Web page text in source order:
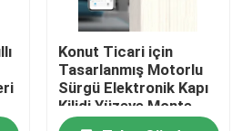
Konut Ticari için
Tasarlanmış Motorlu
Sürgü Elektronik Kapı
Kilidi Yüzeye Monte
Elektronik Tuş Takımı